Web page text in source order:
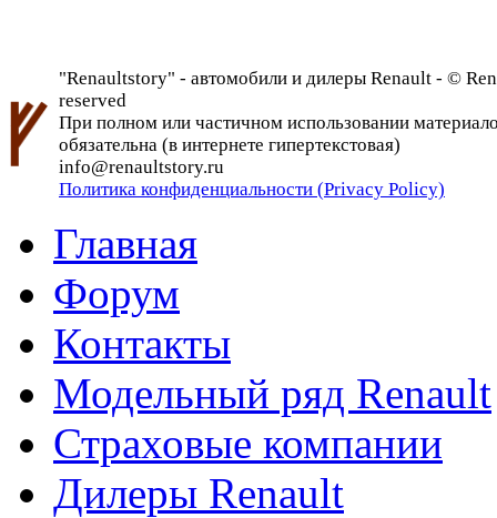
"Renaultstory" - автомобили и дилеры Renault - ©
reserved
При полном или частичном использовании
обязательна (в интернете гипертекстовая)
info@renaultstory.ru
Политика конфиденциальности (Privacy Policy)
Главная
Форум
Контакты
Модельный ряд Renault
Страховые компании
Дилеры Renault